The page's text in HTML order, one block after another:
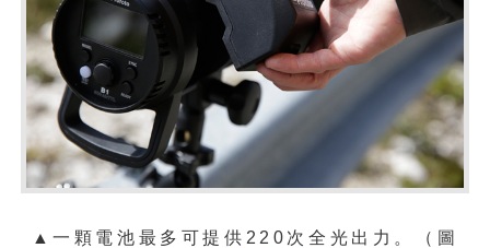
▲一顆電池最多可提供220次全光出力。
（圖